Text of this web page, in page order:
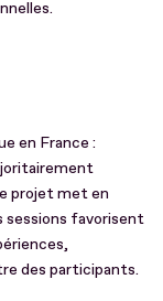
en France :
projet met en
sessions favorisent
des participants.